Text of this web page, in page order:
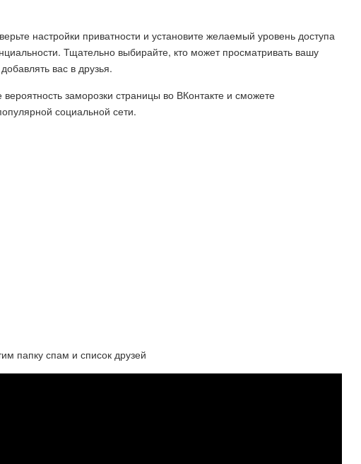
настройки приватности и установите желаемый уровень доступа
Тщательно выбирайте, кто может просматривать вашу
вас в друзья.
заморозки страницы во ВКонтакте и сможете
социальной сети.
папку спам и список друзей